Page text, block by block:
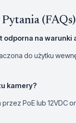
Pytania (FAQs)
odporna na warunki
do użytku
kamery?
PoE lub 12VDC